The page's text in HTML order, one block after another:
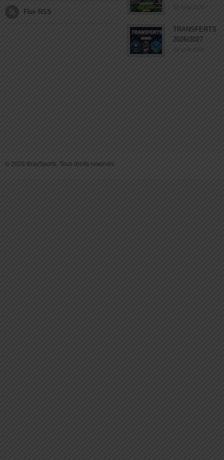
Flux RSS
03 août 2026
TRANSFERTS
2026/2027
03 août 2026
© 2026 BraySports. Tous droits reservés.